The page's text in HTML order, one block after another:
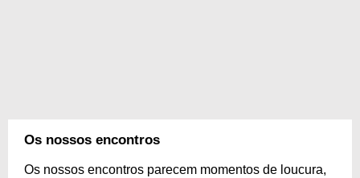
Os nossos encontros
Os nossos encontros parecem momentos de loucura,